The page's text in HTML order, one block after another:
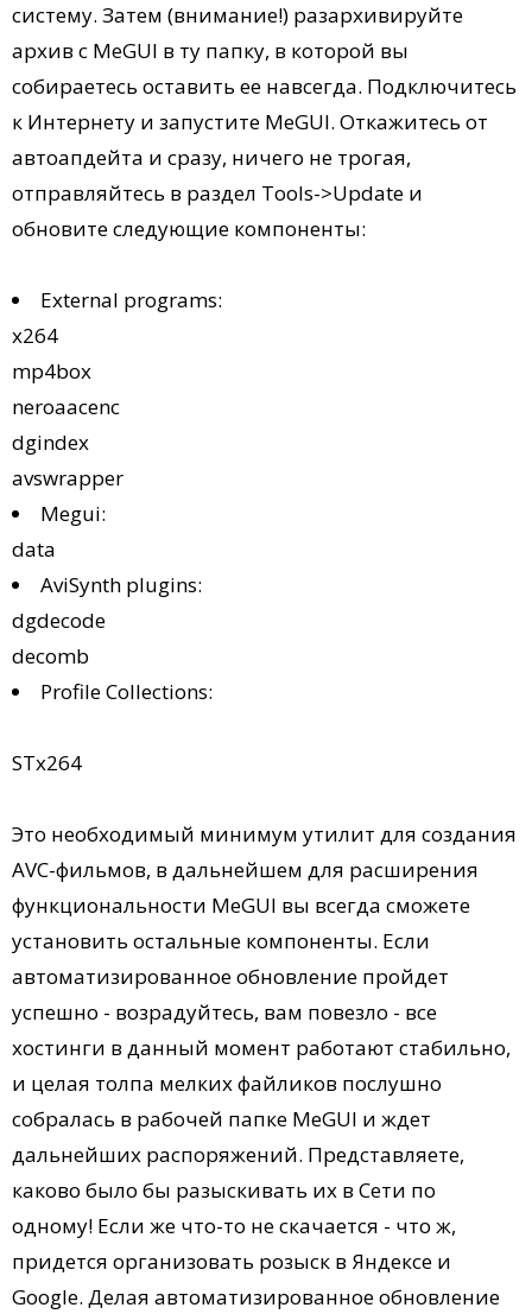
систему. Затем (внимание!) разархивируйте
архив с MeGUI в ту папку, в которой вы
собираетесь оставить ее навсегда. Подключитесь
к Интернету и запустите MeGUI. Откажитесь от
автоапдейта и сразу, ничего не трогая,
отправляйтесь в раздел Tools->Update и
обновите следующие компоненты:
External programs:
x264
mp4box
neroaacenc
dgindex
avswrapper
Megui:
data
AviSynth plugins:
dgdecode
decomb
Profile Collections:
STx264
Это необходимый минимум утилит для создания
AVC-фильмов, в дальнейшем для расширения
функциональности MeGUI вы всегда сможете
установить остальные компоненты. Если
автоматизированное обновление пройдет
успешно - возрадуйтесь, вам повезло - все
хостинги в данный момент работают стабильно,
и целая толпа мелких файликов послушно
собралась в рабочей папке MeGUI и ждет
дальнейших распоряжений. Представляете,
каково было бы разыскивать их в Сети по
одному! Если же что-то не скачается - что ж,
придется организовать розыск в Яндексе и
Google. Делая автоматизированное обновление